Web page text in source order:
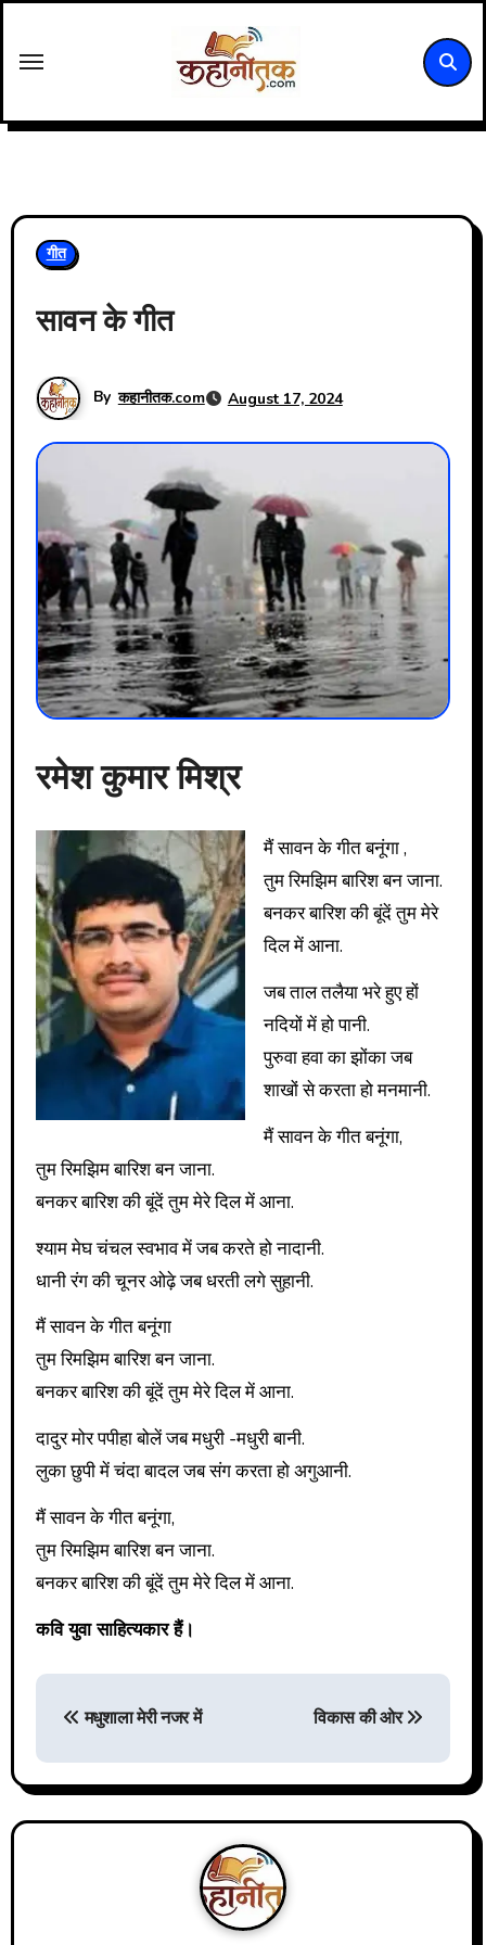
content
गीत
सावन के गीत
By कहानीतक.com August 17, 2024
रमेश कुमार मिश्र
मैं सावन के गीत बनूंगा ,
तुम रिमझिम बारिश बन जाना.
बनकर बारिश की बूंदें तुम मेरे
दिल में आना.
जब ताल तलैया भरे हुए हों
नदियों में हो पानी.
पुरुवा हवा का झोंका जब
शाखों से करता हो मनमानी.
मैं सावन के गीत बनूंगा,
तुम रिमझिम बारिश बन जाना.
बनकर बारिश की बूंदें तुम मेरे दिल में आना.
श्याम मेघ चंचल स्वभाव में जब करते हो नादानी.
धानी रंग की चूनर ओढ़े जब धरती लगे सुहानी.
मैं सावन के गीत बनूंगा
तुम रिमझिम बारिश बन जाना.
बनकर बारिश की बूंदें तुम मेरे दिल में आना.
दादुर मोर पपीहा बोलें जब मधुरी -मधुरी बानी.
लुका छुपी में चंदा बादल जब संग करता हो अगुआनी.
मैं सावन के गीत बनूंगा,
तुम रिमझिम बारिश बन जाना.
बनकर बारिश की बूंदें तुम मेरे दिल में आना.
कवि युवा साहित्यकार हैं।
o
s
मधुशाला मेरी नजर में विकास की ओर